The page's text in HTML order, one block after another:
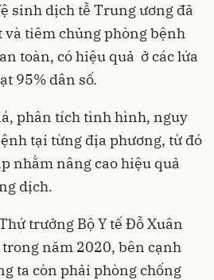
sinh dịch tễ Trung ương đã
và tiêm chủng phòng bệnh
toàn, có hiệu quả ở các lứa
95% dân số.
phân tích tình hình, nguy
tại từng địa phương, từ đó
nhằm nâng cao hiệu quả
dịch.
trưởng Bộ Y tế Đỗ Xuân
năm 2020, bên cạnh
ta còn phải phòng chống